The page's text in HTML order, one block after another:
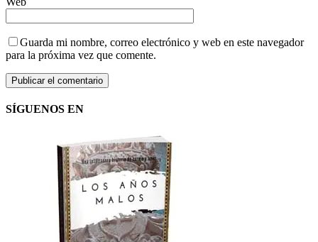
Guarda mi nombre, correo electrónico y web en este navegador
para la próxima vez que comente.
SÍGUENOS EN